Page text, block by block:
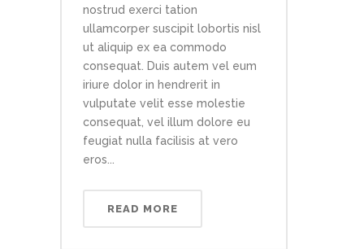
nostrud exerci tation
ullamcorper suscipit lobortis nisl
ut aliquip ex ea commodo
consequat. Duis autem vel eum
iriure dolor in hendrerit in
vulputate velit esse molestie
consequat, vel illum dolore eu
feugiat nulla facilisis at vero
eros...
READ MORE